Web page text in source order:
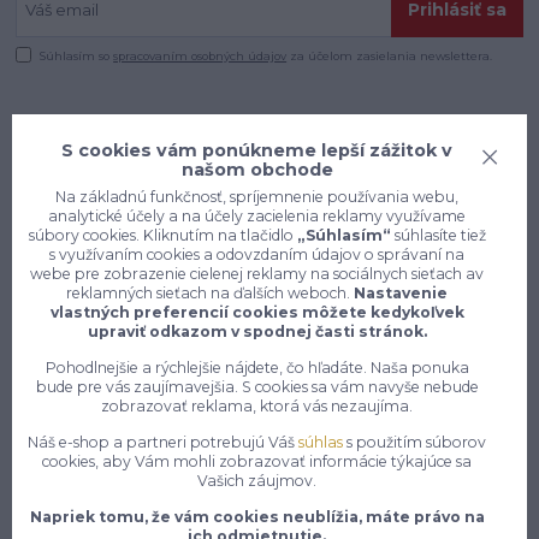
Prihlásiť sa
Súhlasím sospracovaním osobných údajov za účelom zasielania newslettera.
Konečne e-shop, kde nemusíte
vyberať medzi kvalitou a cenou,
pracovné aj voľnočasové oblečenie
pre mužov a ženy na jednom mieste,
7 z 10 zákazníkov si objedná znovu do 30 dní —
S cookies vám ponúkneme lepší zážitok v
našom obchode
Na základnú funkčnosť, spríjemnenie používania webu,
analytické účely a na účely zacielenia reklamy využívame
súbory cookies. Kliknutím na tlačidlo „Súhlasím“ súhlasíte tiež
s využívaním cookies a odovzdaním údajov o správaní na
webe pre zobrazenie cielenej reklamy na sociálnych sieťach av
reklamných sieťach na ďalších weboch. Nastavenie
vlastných preferencií cookies môžete kedykoľvek
upraviť odkazom v spodnej časti stránok.
Pohodlnejšie a rýchlejšie nájdete, čo hľadáte. Naša ponuka
bude pre vás zaujímavejšia. S cookies sa vám navyše nebude
zobrazovať reklama, ktorá vás nezaujíma.
Náš e-shop a partneri potrebujú Vášsúhlas s použitím súborov
cookies, aby Vám mohli zobrazovať informácie týkajúce sa
Vašich záujmov.
Napriek tomu, že vám cookies neublížia, máte právo na
ich odmietnutie.